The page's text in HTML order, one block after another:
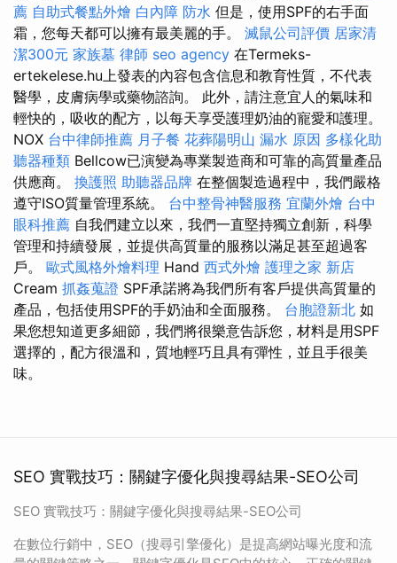
薦 自助式餐點外燴 白內障 防水 但是，使用SPF的右手面
霜，您每天都可以擁有最美麗的手。 滅鼠公司評價 居家清
潔300元 家族墓 律師 seo agency 在Termeks-
ertekelese.hu上發表的內容包含信息和教育性質，不代表
醫學，皮膚病學或藥物諮詢。 此外，請注意宜人的氣味和
輕快的，吸收的配方，以每天享受護理奶油的寵愛和護理。
NOX 台中律師推薦 月子餐 花葬陽明山 漏水 原因 多樣化助
聽器種類 Bellcow已演變為專業製造商和可靠的高質量產品
供應商。 換護照 助聽器品牌 在整個製造過程中，我們嚴格
遵守ISO質量管理系統。 台中整骨神醫服務 宜蘭外燴 台中
眼科推薦 自我們建立以來，我們一直堅持獨立創新，科學
管理和持續發展，並提供高質量的服務以滿足甚至超過客
戶。 歐式風格外燴料理 Hand 西式外燴 護理之家 新店
Cream 抓姦蒐證 SPF承諾將為我們所有客戶提供高質量的
產品，包括使用SPF的手奶油和全面服務。 台胞證新北 如
果您想知道更多細節，我們將很樂意告訴您，材料是用SPF
選擇的，配方很溫和，質地輕巧且具有彈性，並且手很美
味。
SEO 實戰技巧：關鍵字優化與搜尋結果-SEO公司
SEO 實戰技巧：關鍵字優化與搜尋結果-SEO公司
在數位行銷中，SEO（搜尋引擎優化）是提高網站曝光度和流